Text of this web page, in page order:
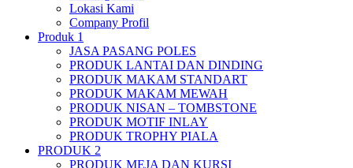
Lokasi Kami
Company Profil
Produk 1
JASA PASANG POLES
PRODUK LANTAI DAN DINDING
PRODUK MAKAM STANDART
PRODUK MAKAM MEWAH
PRODUK NISAN – TOMBSTONE
PRODUK MOTIF INLAY
PRODUK TROPHY PIALA
PRODUK 2
PRODUK MEJA DAN KURSI